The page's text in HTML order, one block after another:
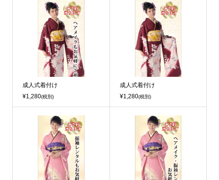
成人式着付け
¥1,280(税別)
成人式着付け
¥1,280(税別)